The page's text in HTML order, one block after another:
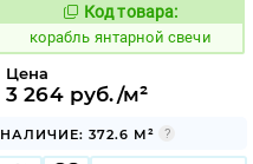
781084
Код товара:
корабль янтарной свечи
Цена
3 264 руб./м²
НАЛИЧИЕ: 372.6 М²